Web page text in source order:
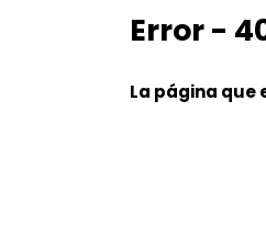
Error -
La página que